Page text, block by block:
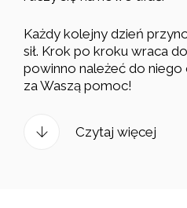
Każdy kolejny dzień
sił. Krok po kroku wraca
powinno należeć do
za Waszą pomoc!
Czytaj więcej